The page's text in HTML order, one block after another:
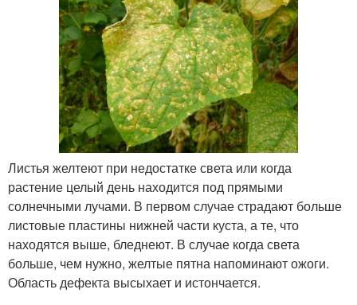
Листья желтеют при недостатке света или когда
растение целый день находится под прямыми
солнечными лучами. В первом случае страдают больше
листовые пластины нижней части куста, а те, что
находятся выше, бледнеют. В случае когда света
больше, чем нужно, желтые пятна напоминают ожоги.
Область дефекта высыхает и истончается.